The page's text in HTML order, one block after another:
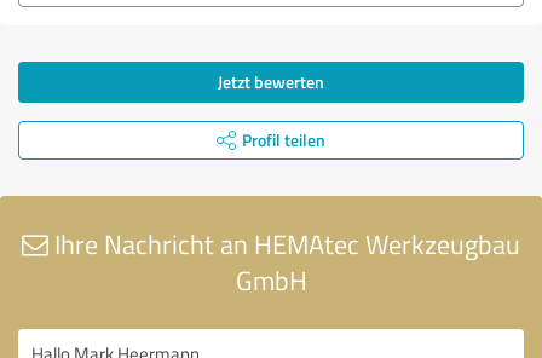
Jetzt bewerten
Profil teilen
Ihre Nachricht an HEMAtec Werkzeugbau
GmbH